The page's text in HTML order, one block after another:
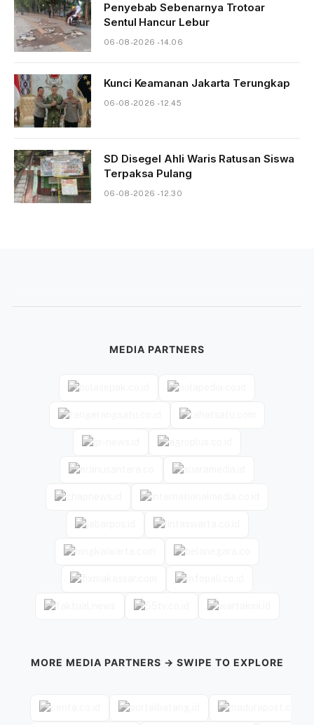
Penyebab Sebenarnya Trotoar
Sentul Hancur Lebur
06-08-2026 - 14.06
Kunci Keamanan Jakarta Terungkap
06-08-2026 - 12.45
SD Disegel Ahli Waris Ratusan Siswa
Terpaksa Pulang
06-08-2026 - 12.30
MEDIA PARTNERS
MORE MEDIA PARTNERS → SWIPE TO EXPLORE